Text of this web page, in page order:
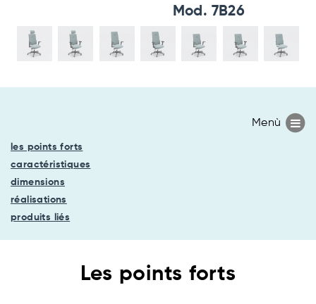
Mod. 7B26
les points forts
caractéristiques
dimensions
réalisations
produits liés
Les points forts